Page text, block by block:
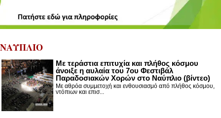
ΝΑΥΠΛΙΟ
Με τεράστια επιτυχία και πλήθος κόσμου
άνοιξε η αυλαία του 7ου Φεστιβάλ
Παραδοσιακών Χορών στο Ναύπλιο (βίντεο)
Με αθρόα συμμετοχή και ενθουσιασμό από πλήθος κόσμου,
ντόπιων και επισ...